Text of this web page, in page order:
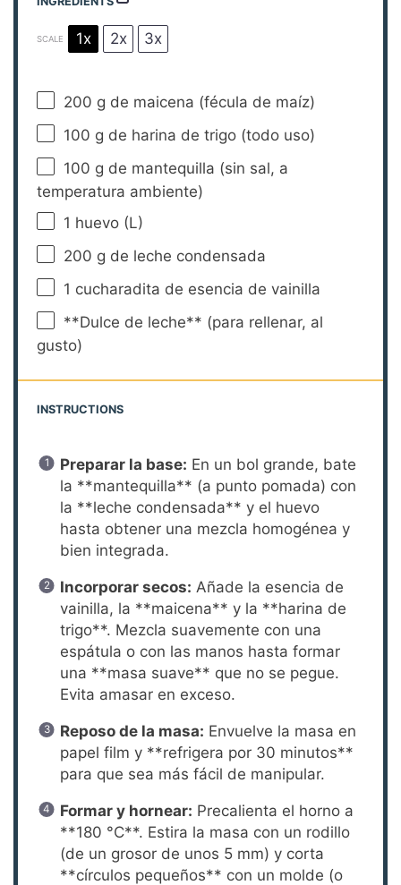
SCALE 1x 2x 3x
200 g de maicena (fécula de maíz)
100 g de harina de trigo (todo uso)
100 g de mantequilla (sin sal, a
temperatura ambiente)
1 huevo (L)
200 g de leche condensada
1 cucharadita de esencia de vainilla
**Dulce de leche** (para rellenar, al
gusto)
INSTRUCTIONS
Preparar la base: En un bol grande, bate
la **mantequilla** (a punto pomada) con
la **leche condensada** y el huevo
hasta obtener una mezcla homogénea y
bien integrada.
Incorporar secos: Añade la esencia de
vainilla, la **maicena** y la **harina de
trigo**. Mezcla suavemente con una
espátula o con las manos hasta formar
una **masa suave** que no se pegue.
Evita amasar en exceso.
Reposo de la masa: Envuelve la masa en
papel film y **refrigera por 30 minutos**
para que sea más fácil de manipular.
Formar y hornear: Precalienta el horno a
**180 °C**. Estira la masa con un rodillo
(de un grosor de unos 5 mm) y corta
**círculos pequeños** con un molde (o